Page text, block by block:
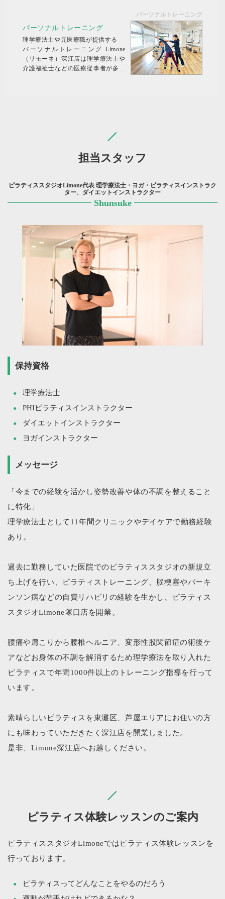
修正を行い最適なトレーニングを行
グループレッス...
パーソナルトレーニング
パーソナルトレーニング
理学療法士や元医療職が提供する
パーソナルトレーニング Limone
（リモーネ）深江店は理学療法士や
介護福祉士などの医療従事者が多く
担当スタッフ
ピラティススタジオLimone代表 理学療法士・ヨガ・ピラティスインストラク
ター、ダイエットインストラクター
Shunsuke
保持資格
理学療法士
PHIピラティスインストラクター
ダイエットインストラクター
ヨガインストラクター
メッセージ
「今までの経験を活かし姿勢改善や体の不調を整えること
に特化」
理学療法士として11年間クリニックやデイケアで勤務経験
あり。
過去に勤務していた医院でのピラティススタジオの新規立
ち上げを行い、ピラティストレーニング、脳梗塞やパーキ
ンソン病などの自費リハビリの経験を生かし、ピラティス
スタジオLimone塚口店を開業。
腰痛や肩こりから腰椎ヘルニア、変形性股関節症の術後ケ
アなどお身体の不調を解消するため理学療法を取り入れた
ピラティスで年間1000件以上のトレーニング指導を行って
います。
素晴らしいピラティスを東灘区、芦屋エリアにお住いの方
にも味わっていただきたく深江店を開業しました。
是非、Limone深江店へお越しください。
ピラティス体験レッスンのご案内
ピラティススタジオLimoneではピラティス体験レッスンを
行っております。
ピラティスってどんなことをやるのだろう